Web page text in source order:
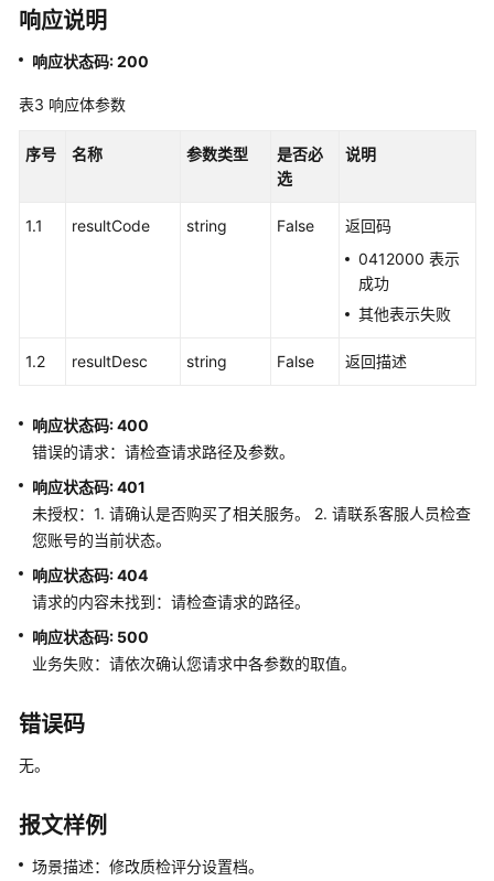
叫
心
置
接
移
双
能
集
成
语
音
通
知
功
能
集
听
线
响应说明
响应状态码: 200
表3 响应体参数
序号 名称 参数类型
是否必
选
说明
1.1 resultCode string False
返回码
0412000 表示
成功
其他表示失败
1.2 resultDesc string False 返回描述
响应状态码: 400
错误的请求：请检查请求路径及参数。
响应状态码: 401
未授权：1. 请确认是否购买了相关服务。 2. 请联系客服人员检查
您账号的当前状态。
响应状态码: 404
请求的内容未找到：请检查请求的路径。
响应状态码: 500
业务失败：请依次确认您请求中各参数的取值。
错误码
无。
报文样例
场景描述：修改质检评分设置档。